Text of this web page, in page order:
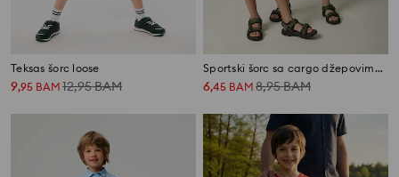
Teksas šorc loose
9,95 BAM 12,95BAM
Sportski šorc sa cargo džepovima 2 pack
6,45 BAM 8,95BAM